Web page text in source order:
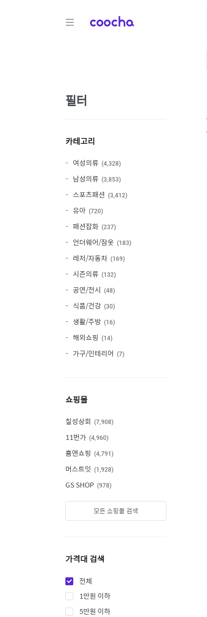
COOCHA
필터
카테고리
여성의류 4,328
남성의류 3,853
스포츠패션 3,412
유아 720
패션잡화 237
언더웨어/잠옷 183
레저/자동차 169
시즌의류 132
공연/전시 48
식품/건강 30
생활/주방 16
해외쇼핑 14
가구/인테리어 7
쇼핑몰
칠성상회 7,908
11번가 4,960
홈앤쇼핑 4,791
머스트잇 1,928
GS SHOP 978
모든 쇼핑몰 검색
가격대 검색
전체
1만원 이하
5만원 이하